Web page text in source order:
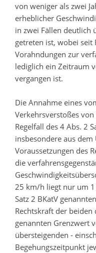
von weniger als zwei
erheblicher
in zwei Fällen deutlich
getreten ist, wobei
Vorahndungen zur
lediglich ein Zeitraum
vergangen ist.
Die Annahme eines
Verkehrsverstoßes
Regelfall des 4 Abs. 2
insbesondere aus
Voraussetzungen des
die
25 km/h liegt nur um
Satz 2 BKatV
Rechtskraft der beiden
genannten Grenzwert
übersteigenden -
Begehungszeitpunkt